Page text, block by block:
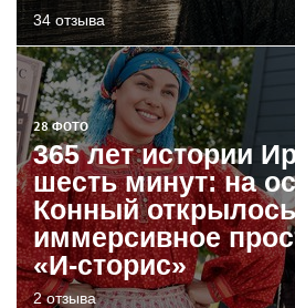
34 отзыва
28 ФОТО
365 лет истории
шесть минут: на
Конный открылось
иммерсивное
«И-сторис»
2 отзыва